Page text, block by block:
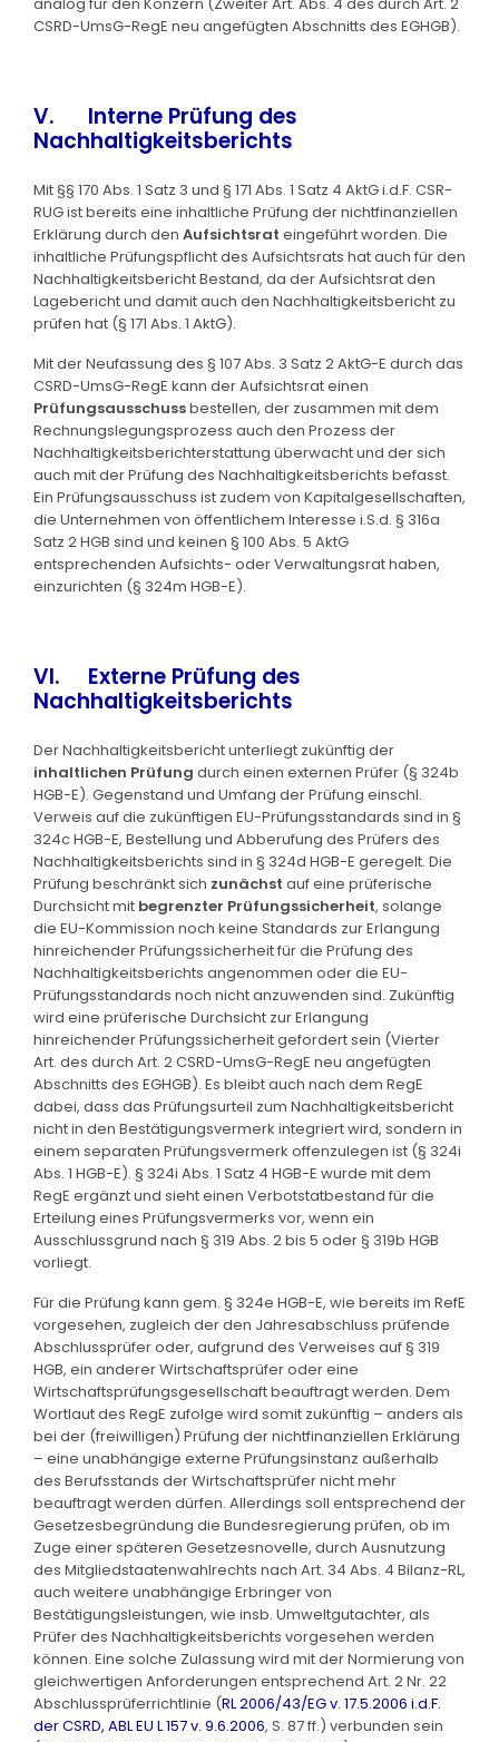
CSRD-UmsG-RegE neu angefügten Abschnitts des EGHGB).
V. Interne Prüfung des
Nachhaltigkeitsberichts
Mit §§ 170 Abs. 1 Satz 3 und § 171 Abs. 1 Satz 4 AktG i.d.F. CSR-
RUG ist bereits eine inhaltliche Prüfung der nichtfinanziellen
Erklärung durch den Aufsichtsrat eingeführt worden. Die
inhaltliche Prüfungspflicht des Aufsichtsrats hat auch für den
Nachhaltigkeitsbericht Bestand, da der Aufsichtsrat den
Lagebericht und damit auch den Nachhaltigkeitsbericht zu
prüfen hat (§ 171 Abs. 1 AktG).
Mit der Neufassung des § 107 Abs. 3 Satz 2 AktG-E durch das
CSRD-UmsG-RegE kann der Aufsichtsrat einen
Prüfungsausschussbestellen, der zusammen mit dem
Rechnungslegungsprozess auch den Prozess der
Nachhaltigkeitsberichterstattung überwacht und der sich
auch mit der Prüfung des Nachhaltigkeitsberichts befasst.
Ein Prüfungsausschuss ist zudem von Kapitalgesellschaften,
die Unternehmen von öffentlichem Interesse i.S.d. § 316a
Satz 2 HGB sind und keinen § 100 Abs. 5 AktG
entsprechenden Aufsichts- oder Verwaltungsrat haben,
einzurichten (§ 324m HGB-E).
VI. Externe Prüfung des
Nachhaltigkeitsberichts
Der Nachhaltigkeitsbericht unterliegt zukünftig der
inhaltlichen Prüfung durch einen externen Prüfer (§ 324b
HGB-E). Gegenstand und Umfang der Prüfung einschl.
Verweis auf die zukünftigen EU-Prüfungsstandards sind in §
324c HGB-E, Bestellung und Abberufung des Prüfers des
Nachhaltigkeitsberichts sind in § 324d HGB-E geregelt. Die
Prüfung beschränkt sich zunächst auf eine prüferische
Durchsicht mit begrenzter Prüfungssicherheit, solange
die EU-Kommission noch keine Standards zur Erlangung
hinreichender Prüfungssicherheit für die Prüfung des
Nachhaltigkeitsberichts angenommen oder die EU-
Prüfungsstandards noch nicht anzuwenden sind. Zukünftig
wird eine prüferische Durchsicht zur Erlangung
hinreichender Prüfungssicherheit gefordert sein (Vierter
Art. des durch Art. 2 CSRD-UmsG-RegE neu angefügten
Abschnitts des EGHGB). Es bleibt auch nach dem RegE
dabei, dass das Prüfungsurteil zum Nachhaltigkeitsbericht
nicht in den Bestätigungsvermerk integriert wird, sondern in
einem separaten Prüfungsvermerk offenzulegen ist (§ 324i
Abs. 1 HGB-E). § 324i Abs. 1 Satz 4 HGB-E wurde mit dem
RegE ergänzt und sieht einen Verbotstatbestand für die
Erteilung eines Prüfungsvermerks vor, wenn ein
Ausschlussgrund nach § 319 Abs. 2 bis 5 oder § 319b HGB
vorliegt.
Für die Prüfung kann gem. § 324e HGB-E, wie bereits im RefE
vorgesehen, zugleich der den Jahresabschluss prüfende
Abschlussprüfer oder, aufgrund des Verweises auf § 319
HGB, ein anderer Wirtschaftsprüfer oder eine
Wirtschaftsprüfungsgesellschaft beauftragt werden. Dem
Wortlaut des RegE zufolge wird somit zukünftig – anders als
bei der (freiwilligen) Prüfung der nichtfinanziellen Erklärung
– eine unabhängige externe Prüfungsinstanz außerhalb
des Berufsstands der Wirtschaftsprüfer nicht mehr
beauftragt werden dürfen. Allerdings soll entsprechend der
Gesetzesbegründung die Bundesregierung prüfen, ob im
Zuge einer späteren Gesetzesnovelle, durch Ausnutzung
des Mitgliedstaatenwahlrechts nach Art. 34 Abs. 4 Bilanz-RL,
auch weitere unabhängige Erbringer von
Bestätigungsleistungen, wie insb. Umweltgutachter, als
Prüfer des Nachhaltigkeitsberichts vorgesehen werden
können. Eine solche Zulassung wird mit der Normierung von
gleichwertigen Anforderungen entsprechend Art. 2 Nr. 22
Abschlussprüferrichtlinie (RL 2006/43/EG v. 17.5.2006 i.d.F.
der CSRD, ABL EU L 157 v. 9.6.2006, S. 87 ff.) verbunden sein